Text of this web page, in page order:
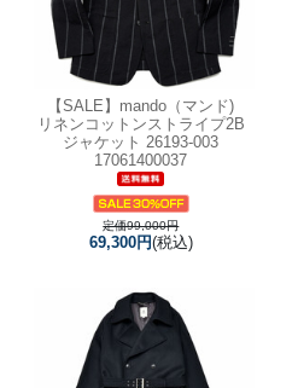
【SALE】 mando（マンド)
リネンコットンストライプ2B
ジャケット 26193-003
17061400037
定価99,000円
69,300円(税込)